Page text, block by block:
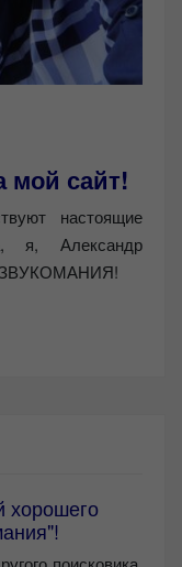
мой сайт!
настоящие
я, Александр
ЗВУКОМАНИЯ!
хорошего